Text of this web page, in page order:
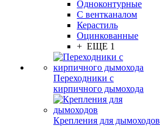
Одноконтурные
С вентканалом
Керастиль
Оцинкованные
+ ЕЩЕ 1
Переходники с
кирпичного дымохода
Крепления для дымоходов